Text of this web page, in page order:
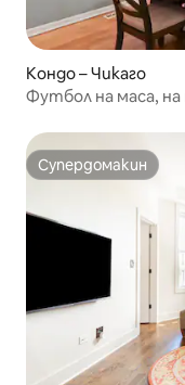
Кондо – Чикаго
Футбол на маса, на
Супердомакин
Супердомакин